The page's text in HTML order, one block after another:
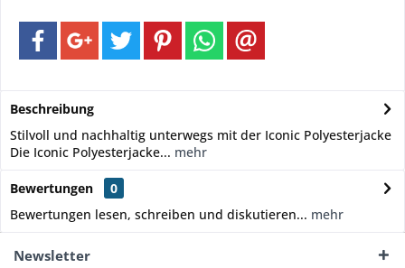
Beschreibung
Stilvoll und nachhaltig unterwegs mit der Iconic Polyesterjacke
Die Iconic Polyesterjacke... mehr
Bewertungen
0
Bewertungen lesen, schreiben und diskutieren... mehr
Newsletter